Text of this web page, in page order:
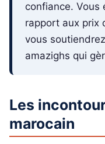
confiance. Vous
rapport aux prix
vous
amazighs qui
Les
marocain